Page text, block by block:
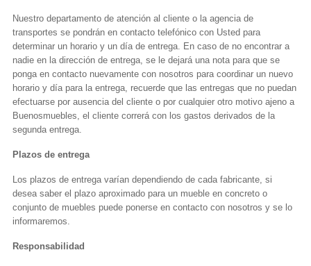
Nuestro departamento de atención al cliente o la agencia de
transportes se pondrán en contacto telefónico con Usted para
determinar un horario y un día de entrega. En caso de no encontrar a
nadie en la dirección de entrega, se le dejará una nota para que se
ponga en contacto nuevamente con nosotros para coordinar un nuevo
horario y día para la entrega, recuerde que las entregas que no puedan
efectuarse por ausencia del cliente o por cualquier otro motivo ajeno a
Buenosmuebles, el cliente correrá con los gastos derivados de la
segunda entrega.
Plazos de entrega
Los plazos de entrega varían dependiendo de cada fabricante, si
desea saber el plazo aproximado para un mueble en concreto o
conjunto de muebles puede ponerse en contacto con nosotros y se lo
informaremos.
Responsabilidad